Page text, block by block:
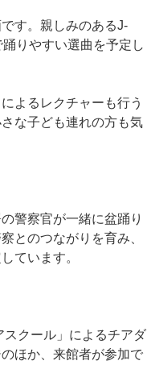
す。親しみのあるJ-
りやすい選曲を予定し
よるレクチャーも行う
な子ども連れの方も気
警察官が一緒に盆踊り
とのつながりを育み、
ています。
クール」によるチアダ
ほか、来館者が参加で